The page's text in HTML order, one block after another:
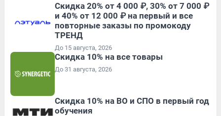
Скидка 20% от 4 000 ₽, 30% от 7 000 ₽
и 40% от 12 000 ₽ на первый и все
повторные заказы по промокоду
ТРЕНД
До 15 августа, 2026
Скидка 10% на все товары
До 31 августа, 2026
Скидка 10% на ВО и СПО в первый год
обучения